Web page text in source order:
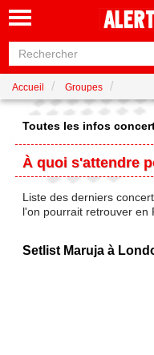
Accueil Groupes
Toutes les infos
À quoi s'attendre
Liste des derniers
l'on pourrait retrouver en
Setlist Maruja à